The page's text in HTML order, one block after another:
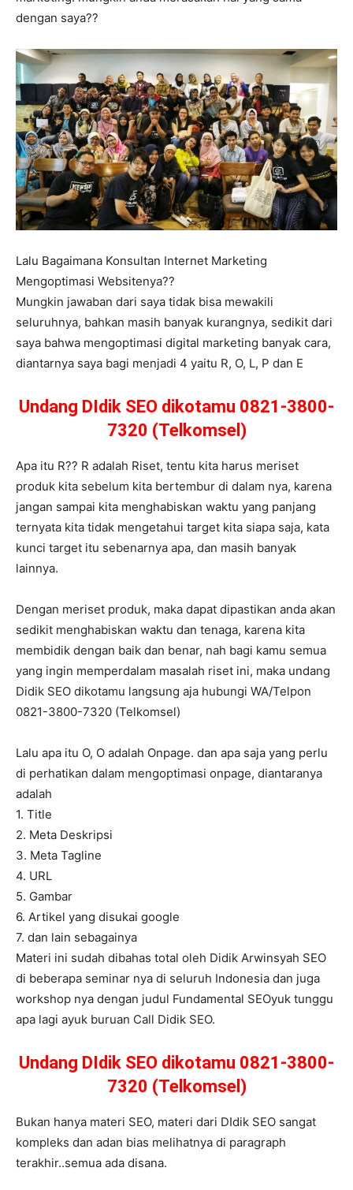
dengan saya??
Lalu Bagaimana Konsultan Internet Marketing
Mengoptimasi Websitenya??
Mungkin jawaban dari saya tidak bisa mewakili
seluruhnya, bahkan masih banyak kurangnya, sedikit dari
saya bahwa mengoptimasi digital marketing banyak cara,
diantarnya saya bagi menjadi 4 yaitu R, O, L, P dan E
Undang DIdik SEO dikotamu 0821-3800-
7320 (Telkomsel)
Apa itu R?? R adalah Riset, tentu kita harus meriset
produk kita sebelum kita bertembur di dalam nya, karena
jangan sampai kita menghabiskan waktu yang panjang
ternyata kita tidak mengetahui target kita siapa saja, kata
kunci target itu sebenarnya apa, dan masih banyak
lainnya.
Dengan meriset produk, maka dapat dipastikan anda akan
sedikit menghabiskan waktu dan tenaga, karena kita
membidik dengan baik dan benar, nah bagi kamu semua
yang ingin memperdalam masalah riset ini, maka undang
Didik SEO dikotamu langsung aja hubungi WA/Telpon
0821-3800-7320 (Telkomsel)
Lalu apa itu O, O adalah Onpage. dan apa saja yang perlu
di perhatikan dalam mengoptimasi onpage, diantaranya
adalah
1. Title
2. Meta Deskripsi
3. Meta Tagline
4. URL
5. Gambar
6. Artikel yang disukai google
7. dan lain sebagainya
Materi ini sudah dibahas total oleh Didik Arwinsyah SEO
di beberapa seminar nya di seluruh Indonesia dan juga
workshop nya dengan judul Fundamental SEOyuk tunggu
apa lagi ayuk buruan Call Didik SEO.
Undang DIdik SEO dikotamu 0821-3800-
7320 (Telkomsel)
Bukan hanya materi SEO, materi dari DIdik SEO sangat
kompleks dan adan bias melihatnya di paragraph
terakhir..semua ada disana.